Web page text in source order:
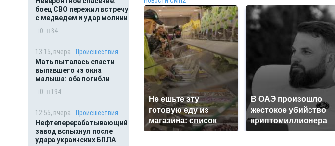
боец СВО пережил встречу
с медведем и удар молнии
0
84
13:15, вчера
Происшествия
Мать пыталась спасти
выпавшего из окна
малыша: оба погибли
0
194
12:55, вчера
Происшествия
Нефтеперерабатывающий
завод вспыхнул после
удара украинских БПЛА
Не ешьте эту
готовую еду из
магазина: список
В ОАЭ произошло
жестокое убийство
криптомиллионера